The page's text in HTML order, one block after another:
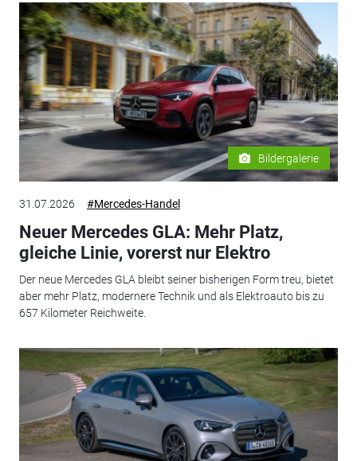
Bildergalerie
31.07.2026 #Mercedes-Handel
Neuer Mercedes GLA: Mehr Platz,
gleiche Linie, vorerst nur Elektro
Der neue Mercedes GLA bleibt seiner bisherigen Form treu, bietet
aber mehr Platz, modernere Technik und als Elektroauto bis zu
657 Kilometer Reichweite.